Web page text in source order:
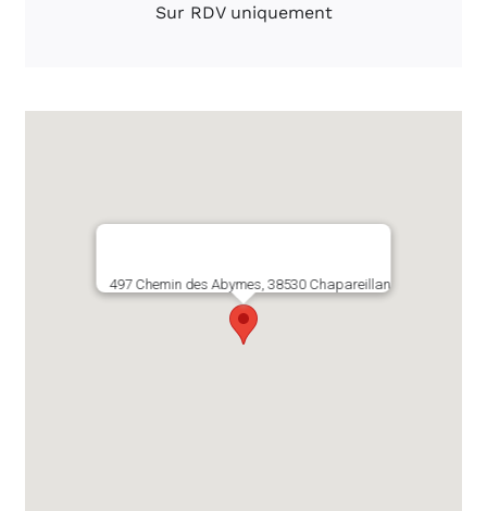
Sur RDV uniquement
497 Chemin des Abymes, 38530 Chapareillan